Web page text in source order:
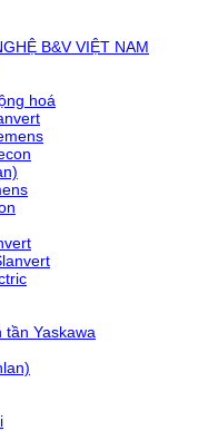
B&V VIỆT NAM
hoá
tần Yaskawa